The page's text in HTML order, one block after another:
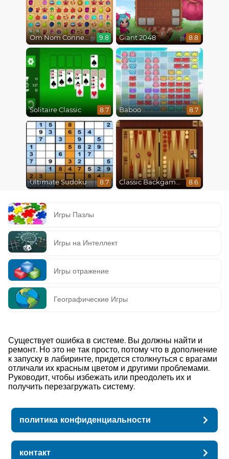
Om Nom Connect Classic 9.8 Giant 2048 8.8
Solitaire Classic 8.7 Baboo 8.7
Ultimate Sudoku 8.7 Classic Backgammon 8.6
Игры Пазлы
Игры на Интеллект
Игры отражение
Географические Игры
Существует ошибка в системе. Вы должны найти и
ремонт. Но это не так просто, потому что в дополнение
к запуску в лабиринте, придется столкнуться с врагами
отличали их красным цветом и другими проблемами.
Руководит, чтобы избежать или преодолеть их и
получить перезагружать систему.
политика конфиденциальности
контакт